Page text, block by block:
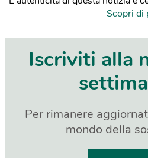
Scopri di
Iscriviti alla
Per rimanere
mondo della